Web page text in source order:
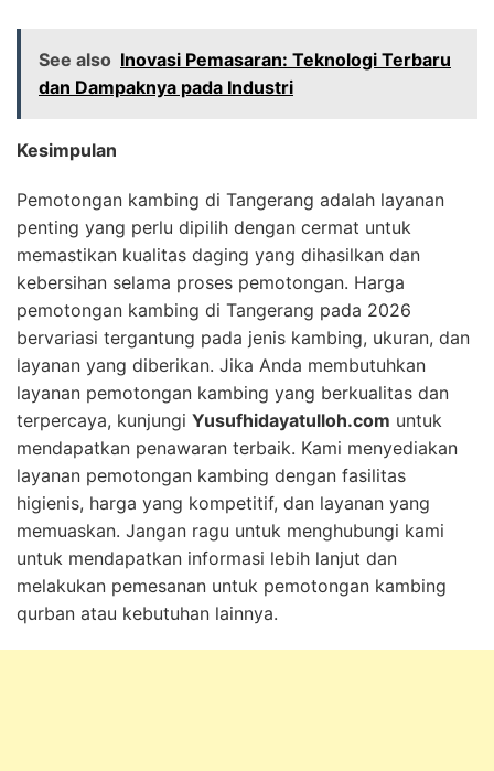
See also Inovasi Pemasaran: Teknologi Terbaru
dan Dampaknya pada Industri
Kesimpulan
Pemotongan kambing di Tangerang adalah layanan
penting yang perlu dipilih dengan cermat untuk
memastikan kualitas daging yang dihasilkan dan
kebersihan selama proses pemotongan. Harga
pemotongan kambing di Tangerang pada 2026
bervariasi tergantung pada jenis kambing, ukuran, dan
layanan yang diberikan. Jika Anda membutuhkan
layanan pemotongan kambing yang berkualitas dan
terpercaya, kunjungi Yusufhidayatulloh.com untuk
mendapatkan penawaran terbaik. Kami menyediakan
layanan pemotongan kambing dengan fasilitas
higienis, harga yang kompetitif, dan layanan yang
memuaskan. Jangan ragu untuk menghubungi kami
untuk mendapatkan informasi lebih lanjut dan
melakukan pemesanan untuk pemotongan kambing
qurban atau kebutuhan lainnya.